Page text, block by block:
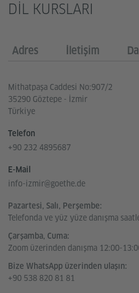
DIL KURSLARI
Adres İletişim
Mithatpaşa Caddesi No:907/2
35290 Göztepe - İzmir
Türkiye
Telefon
+90 232 4895687
E-Mail
info-izmir@goethe.de
Pazartesi, Salı, Perşembe:
Telefonda ve yüz yüze danışma
Çarşamba, Cuma:
Zoom üzerinden danışma 12:00-
Bize WhatsApp üzerinden ulaşın:
+90 538 820 81 81